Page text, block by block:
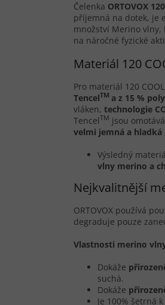
Čelenka ORTOVOX
příjemná na dotek, je
množství Merino vlny,
na náročné fyzické
Materiál 120
Pro materiál 120
TencelTM a z 15 %
vláken, technologie
TencelTM jsou
velmi jemná a hladká
Výsledný
vlny merino a
Nejkvalitnější
ORTOVOX používá
degraduje pouze
Vlastnosti merino
Dokáže
suchá.
Dokáže
Je 100% šetrná